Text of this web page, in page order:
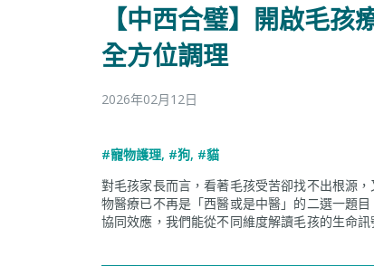
【中西合璧】開啟毛
全方位調理
2026年02月12日
#寵物護理, #狗, #貓
對毛孩家長而言，看著毛孩受苦卻找不出根源
物醫療已不再是「西醫或是中醫」的二選一題
協同效應，我們能從不同維度解讀毛孩的生命